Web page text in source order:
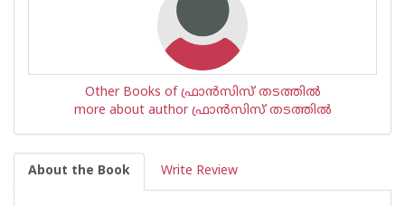
Other Books of ഫ്രാൻസിസ് തടത്തിൽ
more about author ഫ്രാൻസിസ് തടത്തിൽ
About the Book Write Review